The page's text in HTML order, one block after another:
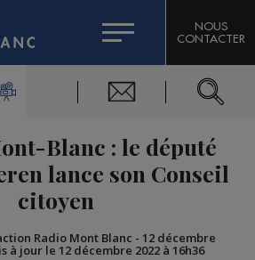
DE L'EXPERT
CITIZEN MACHINERY
DOMAINES SKIABLES
BIGARD
DU MONT-BLANC
NOUS
CONTACTER
Blanc : le député
lance son Conseil
citoyen
Radio Mont Blanc - 12 décembre
à jour le 12 décembre 2022 à 16h36